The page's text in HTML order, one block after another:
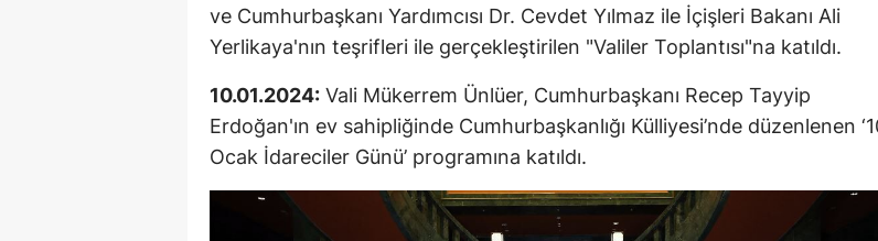
ve Cumhurbaşkanı Yardımcısı Dr. Cevdet Yılmaz ile İçişleri Bakanı Ali
Yerlikaya'nın teşrifleri ile gerçekleştirilen "Valiler Toplantısı"na katıldı.
10.01.2024: Vali Mükerrem Ünlüer, Cumhurbaşkanı Recep Tayyip
Erdoğan'ın ev sahipliğinde Cumhurbaşkanlığı Külliyesi’nde düzenlenen
Ocak İdareciler Günü’ programına katıldı.